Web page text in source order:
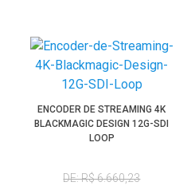
ENCODER DE STREAMING 4K
BLACKMAGIC DESIGN 12G-SDI
LOOP
DE: R$ 6.660,23